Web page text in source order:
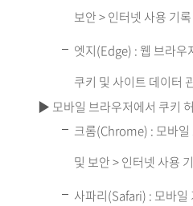
보안 > 인터넷 사용 기
엣지(Edge) : 웹 브라우
쿠키 및 사이트 데이터
▶ 모바일 브라우저에서 쿠키
크롬(Chrome) : 모바일
및 보안 > 인터넷 사용
사파리(Safari) : 모바일